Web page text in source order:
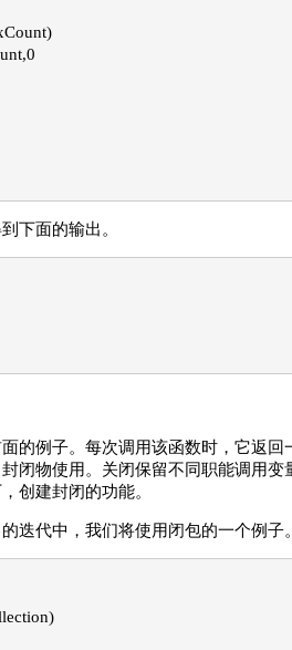
下面的输出。
的例子。每次调用该函数时，它返
闭物使用。关闭保留不同职能调用
创建封闭的功能。
迭代中，我们将使用闭包的一个例子。